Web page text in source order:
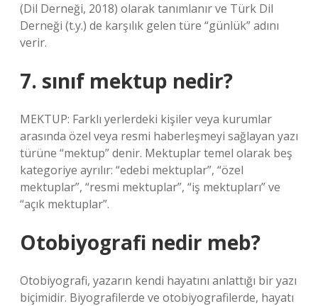
(Dil Derneği, 2018) olarak tanımlanır ve Türk Dil
Derneği (t.y.) de karşılık gelen türe “günlük” adını
verir.
7. sınıf mektup nedir?
MEKTUP: Farklı yerlerdeki kişiler veya kurumlar
arasında özel veya resmi haberleşmeyi sağlayan yazı
türüne “mektup” denir. Mektuplar temel olarak beş
kategoriye ayrılır: “edebi mektuplar”, “özel
mektuplar”, “resmi mektuplar”, “iş mektupları” ve
“açık mektuplar”.
Otobiyografi nedir meb?
Otobiyografi, yazarın kendi hayatını anlattığı bir yazı
biçimidir. Biyografilerde ve otobiyografilerde, hayatı